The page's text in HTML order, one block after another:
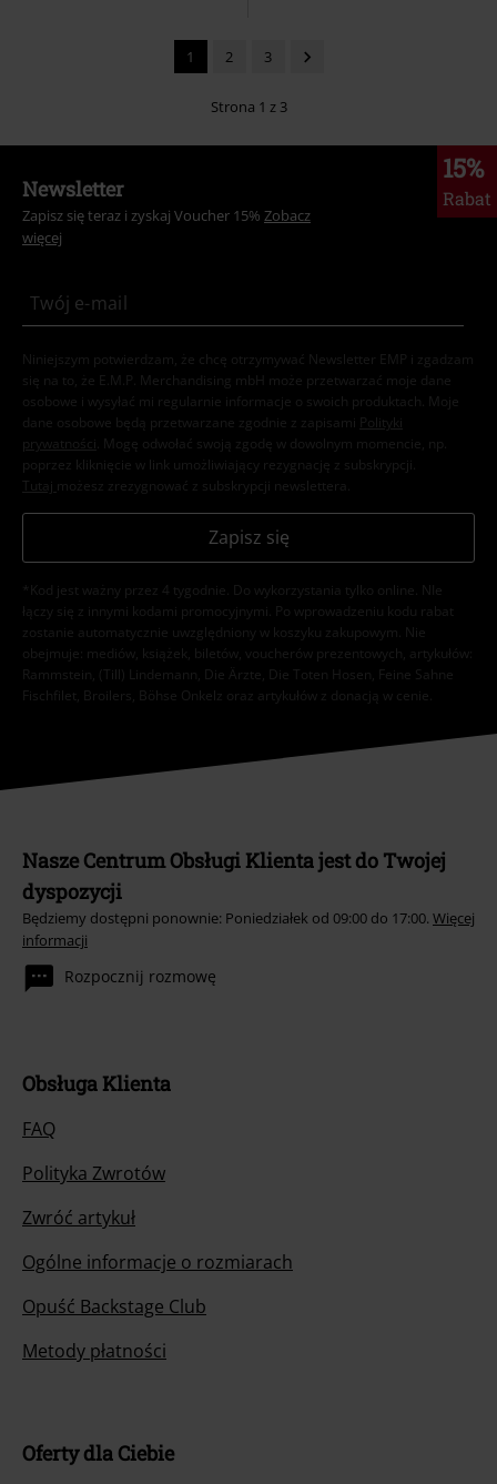
1 2 3
Strona 1 z 3
15%
Rabat
Newsletter
Zapisz się teraz i zyskaj Voucher 15% Zobacz
więcej
Niniejszym potwierdzam, że chcę otrzymywać Newsletter EMP i zgadzam
się na to, że E.M.P. Merchandising mbH może przetwarzać moje dane
osobowe i wysyłać mi regularnie informacje o swoich produktach. Moje
dane osobowe będą przetwarzane zgodnie z zapisami
Polityki
prywatności . Mogę odwołać swoją zgodę w dowolnym momencie, np.
poprzez kliknięcie w link umożliwiający rezygnację z subskrypcji.
Tutaj możesz zrezygnować z subskrypcji newslettera.
Zapisz się
*Kod jest ważny przez 4 tygodnie. Do wykorzystania tylko online. NIe
łączy się z innymi kodami promocyjnymi. Po wprowadzeniu kodu rabat
zostanie automatycznie uwzględniony w koszyku zakupowym. Nie
obejmuje: mediów, książek, biletów, voucherów prezentowych, artykułów:
Rammstein, (Till) Lindemann, Die Ärzte, Die Toten Hosen, Feine Sahne
Fischfilet, Broilers, Böhse Onkelz oraz artykułów z donacją w cenie.
Nasze Centrum Obsługi Klienta jest do Twojej
dyspozycji
Będziemy dostępni ponownie: Poniedziałek od 09:00 do 17:00. Więcej
informacji
Rozpocznij rozmowę
Obsługa Klienta
FAQ
Polityka Zwrotów
Zwróć artykuł
Ogólne informacje o rozmiarach
Opuść Backstage Club
Metody płatności
Oferty dla Ciebie